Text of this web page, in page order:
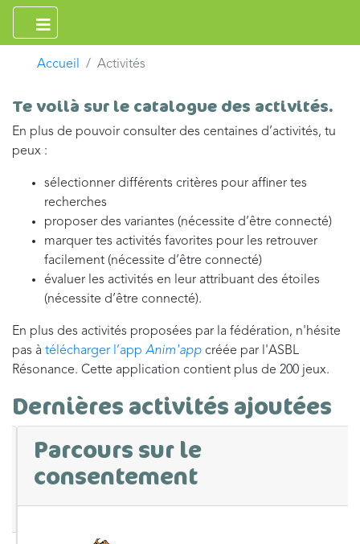
Accueil Activités
Te voilà sur le catalogue des activités.
En plus de pouvoir consulter des centaines d’activités, tu
peux :
sélectionner différents critères pour affiner tes
recherches
proposer des variantes (nécessite d’être connecté)
marquer tes activités favorites pour les retrouver
facilement (nécessite d’être connecté)
évaluer les activités en leur attribuant des étoiles
(nécessite d’être connecté).
En plus des activités proposées par la fédération, n'hésite
pas à télécharger l’app Anim'app créée par l'ASBL
Résonance. Cette application contient plus de 200 jeux.
Dernières activités ajoutées
Parcours sur le
consentement